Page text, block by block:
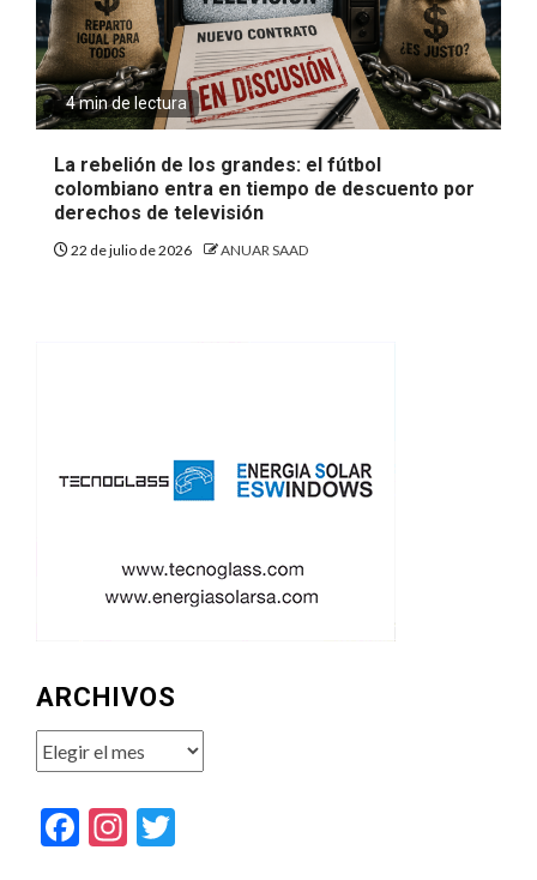
4 min de lectura
La rebelión de los grandes: el fútbol
colombiano entra en tiempo de descuento por
derechos de televisión
22 de julio de 2026 ANUAR SAAD
ARCHIVOS
Archivos
Facebook
Instagram